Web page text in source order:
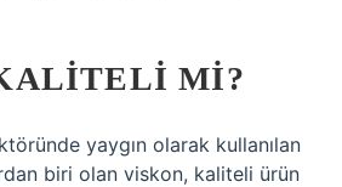
MI?
yaygın olarak kullanılan
biri olan viskon, kaliteli ürün